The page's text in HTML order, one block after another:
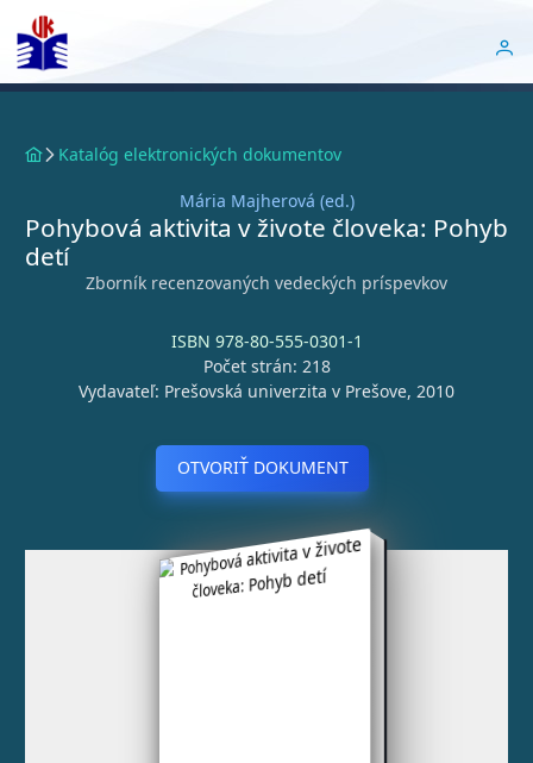
Katalóg elektronických dokumentov
Mária Majherová (ed.)
Pohybová aktivita v živote človeka: Pohyb
detí
Zborník recenzovaných vedeckých príspevkov
ISBN 978-80-555-0301-1
Počet strán: 218
Vydavateľ: Prešovská univerzita v Prešove, 2010
OTVORIŤ DOKUMENT